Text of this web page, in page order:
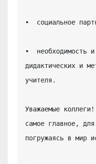
•  социальное
•  необходимость
дидактических и
учителя.
Уважаемые
самое главное,
погружаясь в мир